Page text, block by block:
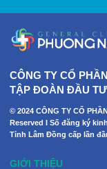
CÔNG TY CỔ PHẦN
TẬP ĐOÀN ĐẦU
© 2024 CÔNG TY CỔ
Reserved I Số đăng ký
Tỉnh Lâm Đồng cấp lần
GIỚI THIỆU